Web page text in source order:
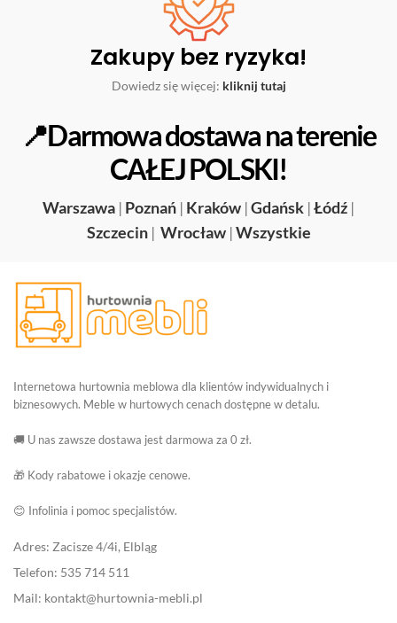
Zakupy bez ryzyka!
Dowiedz się więcej: kliknij tutaj
📍Darmowa dostawa na terenie
CAŁEJ POLSKI!
Warszawa | Poznań | Kraków |Gdańsk |Łódź |
Szczecin | Wrocław |Wszystkie
Internetowa hurtownia meblowa dla klientów indywidualnych i
biznesowych. Meble w hurtowych cenach dostępne w detalu.
🚚 U nas zawsze dostawa jest darmowa za 0 zł.
🎁 Kody rabatowe i okazje cenowe.
😊 Infolinia i pomoc specjalistów.
Adres: Zacisze 4/4i, Elbląg
Telefon: 535 714 511
Mail: kontakt@hurtownia-mebli.pl